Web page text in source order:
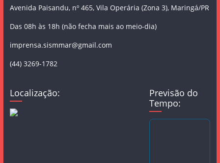
Avenida Paisandu, nº 465, Vila Operária (Zona 3), Maringá/PR
Das 08h às 18h (não fecha mais ao meio-dia)
imprensa.sismmar@gmail.com
(44) 3269-1782
Localização:
Previsão do
Tempo: